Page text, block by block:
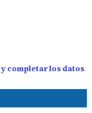
completar los datos